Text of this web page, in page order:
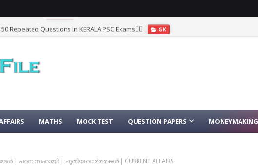
50 Repeated Questions in KERALA PSC Exams🐦‍🔥 GK
MATHS MOCK TEST QUESTION PAPERS MONEYMAKING
| പഠന സഹായി | പുതിയ വാർത്തകൾ | CURRENT AFFAIRS